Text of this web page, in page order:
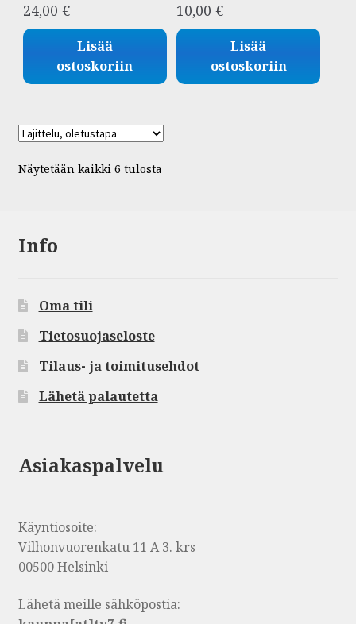
24,00 €
Lisää
ostoskoriin
10,00 €
Lisää
ostoskoriin
Näytetään kaikki 6 tulosta
Info
Oma tili
Tietosuojaseloste
Tilaus- ja toimitusehdot
Lähetä palautetta
Asiakaspalvelu
Käyntiosoite:
Vilhonvuorenkatu 11 A 3. krs
00500 Helsinki
Lähetä meille sähköpostia: